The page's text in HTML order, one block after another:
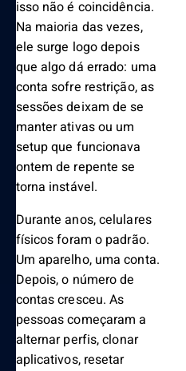
isso não é coincidência.
Na maioria das vezes,
ele surge logo depois
que algo dá errado: uma
conta sofre restrição, as
sessões deixam de se
manter ativas ou um
setup que funcionava
ontem de repente se
torna instável.
Durante anos, celulares
físicos foram o padrão.
Um aparelho, uma conta.
Depois, o número de
contas cresceu. As
pessoas começaram a
alternar perfis, clonar
aplicativos, resetar